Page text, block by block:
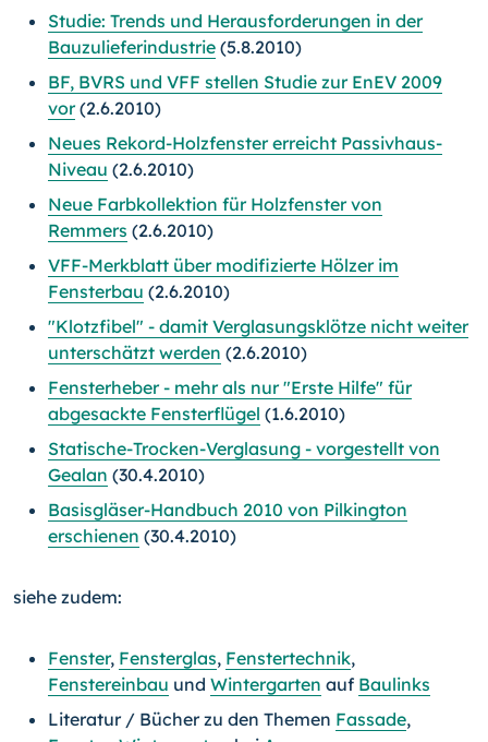
Studie: Trends und Herausforderungen in der
Bauzulieferindustrie (5.8.2010)
BF, BVRS und VFF stellen Studie zur EnEV 2009
vor(2.6.2010)
Neues Rekord-Holzfenster erreicht Passivhaus-
Niveau (2.6.2010)
Neue Farbkollektion für Holzfenster von
Remmers (2.6.2010)
VFF-Merkblatt über modifizierte Hölzer im
Fensterbau (2.6.2010)
"Klotzfibel" - damit Verglasungsklötze nicht weiter
unterschätzt werden (2.6.2010)
Fensterheber - mehr als nur "Erste Hilfe" für
abgesackte Fensterflügel (1.6.2010)
Statische-Trocken-Verglasung - vorgestellt von
Gealan (30.4.2010)
Basisgläser-Handbuch 2010 von Pilkington
erschienen (30.4.2010)
siehe zudem:
Fenster, Fensterglas, Fenstertechnik,
Fenstereinbau und Wintergarten auf Baulinks
Literatur / Bücher zu den Themen Fassade,